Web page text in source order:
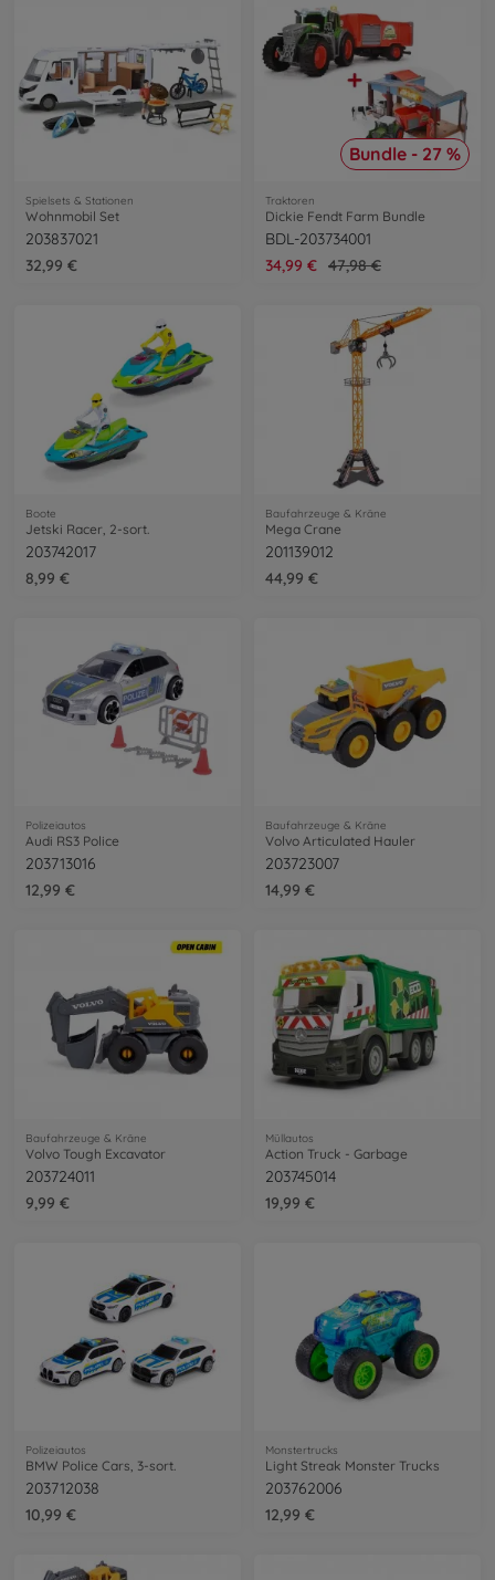
Spielsets & Stationen
Wohnmobil Set
203837021
32,99 €
Bundle - 27 %
Traktoren
Dickie Fendt Farm Bundle
BDL-203734001
34,99 € 47,98 €
Boote
Jetski Racer, 2-sort.
203742017
8,99 €
Baufahrzeuge & Kräne
Mega Crane
201139012
44,99 €
Polizeiautos
Audi RS3 Police
203713016
12,99 €
Baufahrzeuge & Kräne
Volvo Articulated Hauler
203723007
14,99 €
Baufahrzeuge & Kräne
Volvo Tough Excavator
203724011
9,99 €
Müllautos
Action Truck - Garbage
203745014
19,99 €
Polizeiautos
BMW Police Cars, 3-sort.
203712038
10,99 €
Monstertrucks
Light Streak Monster Trucks
203762006
12,99 €